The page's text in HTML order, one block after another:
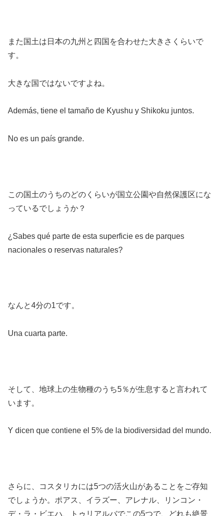
また国土は日本の九州と四国を合わせた大きさくらいで
す。
大きな国ではないですよね。
Además, tiene el tamaño de Kyushu y Shikoku juntos.
No es un país grande.
この国土のうちのどのくらいが国立公園や自然保護区にな
っているでしょうか？
¿Sabes qué parte de esta superficie es de parques
nacionales o reservas naturales?
なんと4分の1です。
Una cuarta parte.
そして、地球上の生物種のうち5％が生息すると言われて
います。
Y dicen que contiene el 5% de la biodiversidad del mundo.
さらに、コスタリカには5つの活火山があることをご存知
でしょうか。ポアス、イラズー、アレナル、リンコン・
デ・ラ・ビエハ、トゥリアルバでこの5つで、どれも絶景